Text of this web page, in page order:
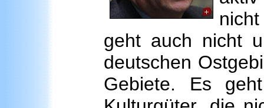
geht auch nicht
deutschen
Gebiete. Es